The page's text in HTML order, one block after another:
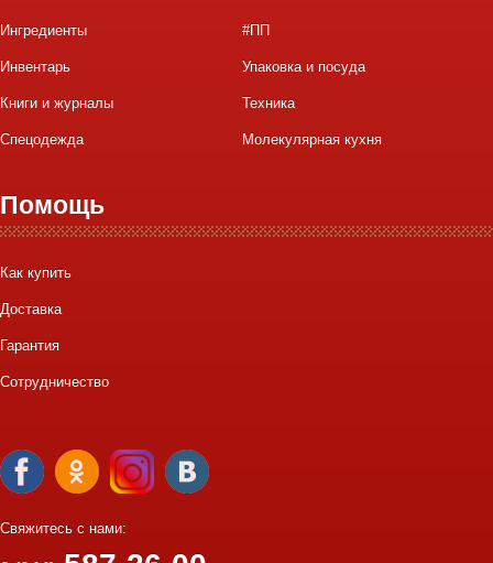
Ингредиенты #ПП
Инвентарь Упаковка и посуда
Книги и журналы Техника
Спецодежда Молекулярная кухня
Помощь
Как купить
Доставка
Гарантия
Сотрудничество
Свяжитесь с нами: